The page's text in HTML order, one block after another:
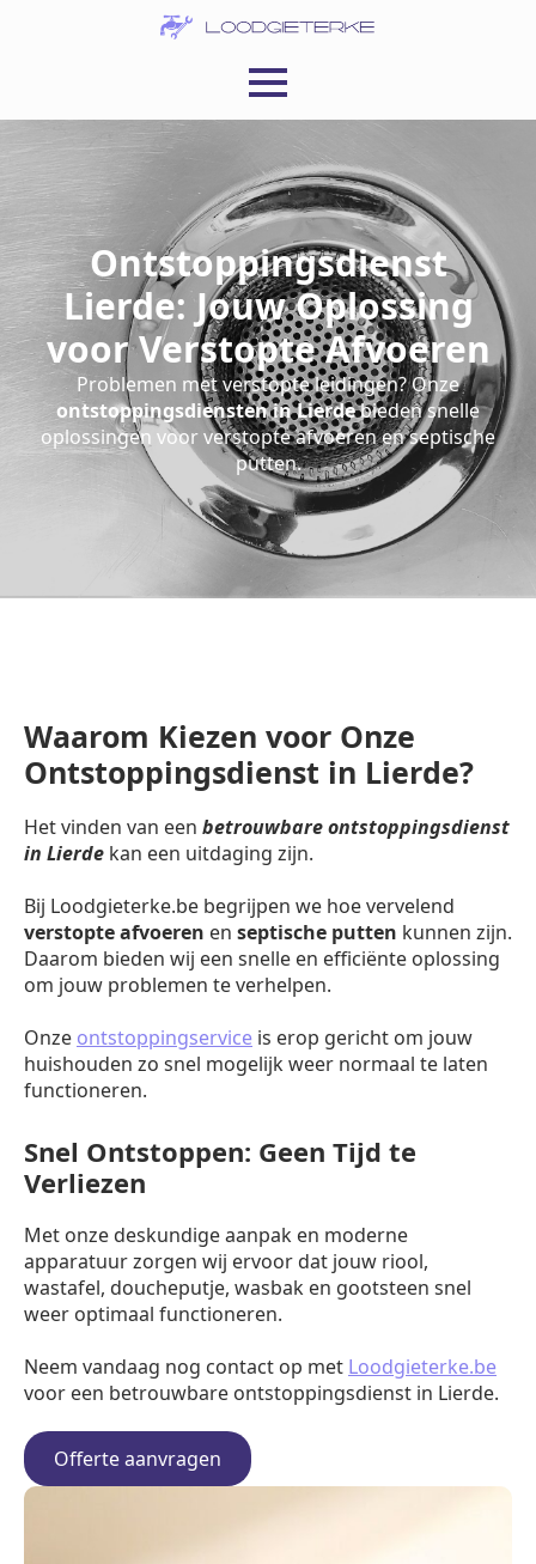
Ontstoppingsdienst
Lierde: Jouw Oplossing
voor Verstopte Afvoeren
Problemen met verstopte leidingen? Onze
ontstoppingsdiensten in Lierdebieden snelle
oplossingen voor verstopte afvoeren en septische
putten.
Waarom Kiezen voor Onze
Ontstoppingsdienst in Lierde?
Het vinden van een betrouwbare ontstoppingsdienst
in Lierde kan een uitdaging zijn.
Bij Loodgieterke.be begrijpen we hoe vervelend
verstopte afvoeren en septische putten kunnen zijn.
Daarom bieden wij een snelle en efficiënte oplossing
om jouw problemen te verhelpen.
Onze ontstoppingservice is erop gericht om jouw
huishouden zo snel mogelijk weer normaal te laten
functioneren.
Snel Ontstoppen: Geen Tijd te
Verliezen
Met onze deskundige aanpak en moderne
apparatuur zorgen wij ervoor dat jouw riool,
wastafel, doucheputje, wasbak en gootsteen snel
weer optimaal functioneren.
Neem vandaag nog contact op met Loodgieterke.be
voor een betrouwbare ontstoppingsdienst in Lierde.
Offerte aanvragen